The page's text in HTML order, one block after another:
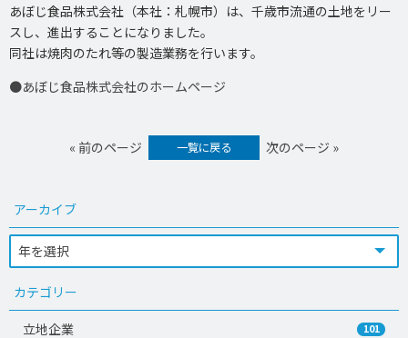
あぼじ食品株式会社（本社：札幌市）は、千歳市流通の土地をリー
スし、進出することになりました。
同社は焼肉のたれ等の製造業務を行います。
●あぼじ食品株式会社のホームページ
« 前のページ 一覧に戻る 次のページ »
アーカイブ
カテゴリー
立地企業 101